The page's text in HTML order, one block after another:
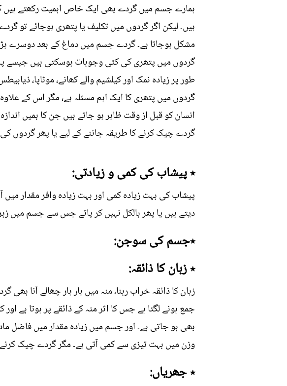
ہمارے جسم میں گردے بھی ایک خاص اہمیت رکھتے ہیں
ہیں۔ لیکن اگر گردوں میں تکلیف یا پتھری ہوجائے تو
مشکل ہوجاتا ہے۔ گردے جسم میں دماغ کے بعد دوسرے
گردوں میں پتھری کی کئی وجوہات ہوسکتی ہیں
طور پر زیادہ نمک اور کیلشیم والے کھانے، موٹاپا،
گردوں میں پتھری کا ایک اہم مسئلہ ہے، مگر اس کے
انسان کو قبل از وقت ظاہر ہو جاتے ہیں جن کا ہمیں
گردے چیک کرنے کا طریقہ جاننے کے لیے یا پھر گردوں
٭ پیشاب کی کمی و زیادتی:
پیشاب کی بہت زیادہ کمی اور بہت زیادہ وافر مقدار
دیتے ہیں یا پھر بالکل نہیں کر پاتے جس سے جسم میں زہر
٭جسم کی سوجن:
٭ زبان کا ذائقہ:
زبان کا ذائقہ خراب رہنا، منہ میں بار بار چھالے آنا
جمع ہونے لگتا ہے جس کا اثر منہ کے ذائقے پر ہوتا ہے اور
بھی ہو جاتی ہے۔ اور جسم میں زیادہ مقدار میں فاضل
وزن میں بہت تیزی سے کمی آتی ہے۔ مگر گردے چیک
٭ جھریاں: